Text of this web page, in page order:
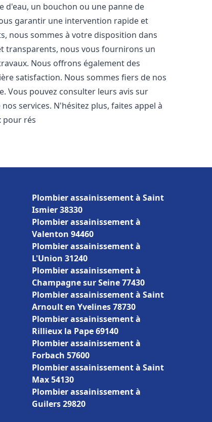
d'eau, un bouchon ou une panne de
garantir une intervention rapide et
nous sommes à votre disposition dans
transparents, nous vous fournirons un
Nous offrons également des
satisfaction. Nous sommes fiers de nos
Vous pouvez consulter leurs avis sur
services. N'hésitez plus, faites appel à
pour rés
Plombier assainissement à Saint
Ismier 38330
Plombier assainissement à
Valenton 94460
Plombier assainissement à
L'Union 31240
Plombier assainissement à
Champagne sur Seine 77430
Plombier assainissement à Saint
Arnoult en Yvelines 78730
Plombier assainissement à
Rillieux la Pape 69140
Plombier assainissement à
Forbach 57600
Plombier assainissement à Saint
Max 54130
Plombier assainissement à
Guilers 29820